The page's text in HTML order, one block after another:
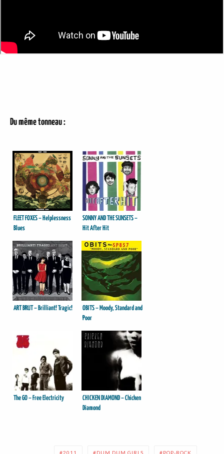
Du même tonneau :
FLEET FOXES – Helplessness
Blues
SONNY AND THE SUNSETS –
Hit After Hit
ART BRUT – Brilliant! Tragic!
OBITS – Moody, Standard and
Poor
The GO – Free Electricity
CHICKEN DIAMOND – Chicken
Diamond
2011 DUM DUM GIRLS POP-ROCK